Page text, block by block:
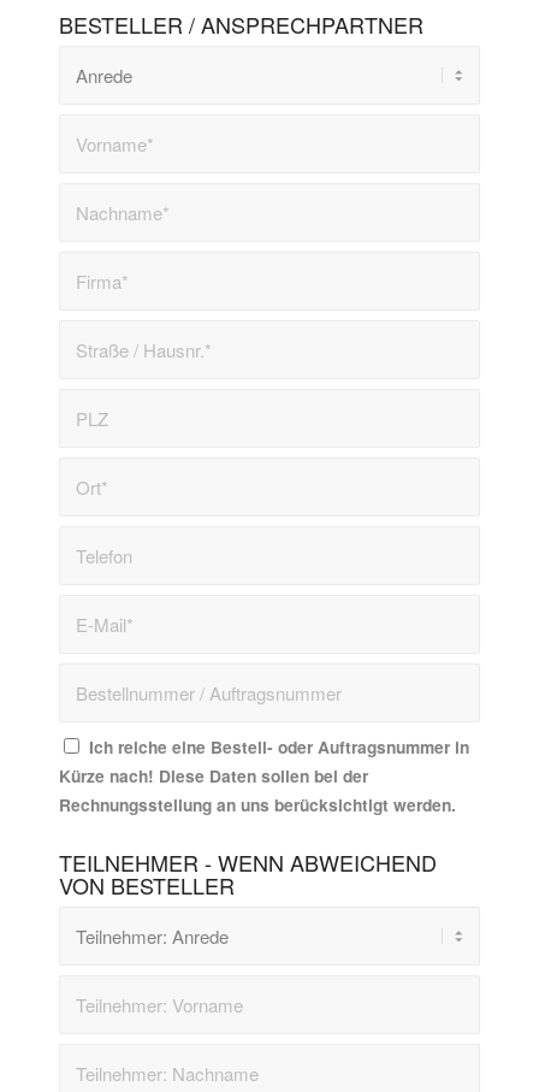
BESTELLER / ANSPRECHPARTNER
Ich reiche eine Bestell- oder Auftragsnummer in
Kürze nach! Diese Daten sollen bei der
Rechnungsstellung an uns berücksichtigt werden.
TEILNEHMER - WENN ABWEICHEND
VON BESTELLER